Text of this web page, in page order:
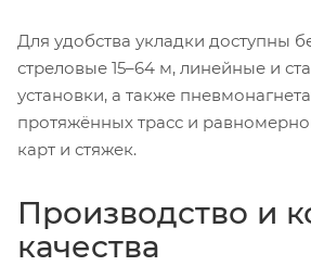
Для удобства укладки доступны
стреловые 15–64 м, линейные и
установки, а также
протяжённых трасс и
карт и стяжек.
Производство и
качества